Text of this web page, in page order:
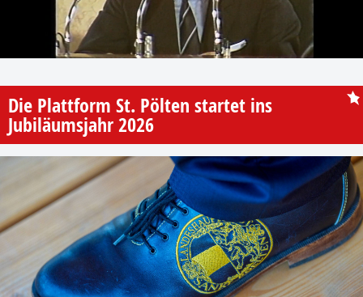
Die Plattform St. Pölten startet ins
Jubiläumsjahr 2026